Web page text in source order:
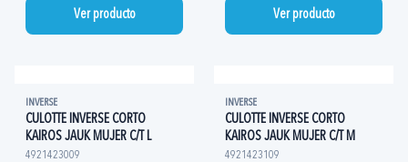
Ver producto Ver producto
INVERSE
CULOTTE INVERSE CORTO
KAIROS JAUK MUJER C/T L
4921423009
INVERSE
CULOTTE INVERSE CORTO
KAIROS JAUK MUJER C/T M
4921423109